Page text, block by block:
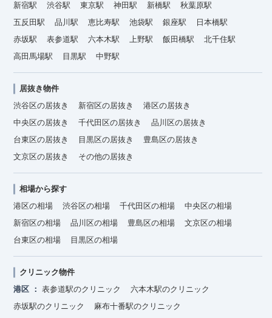
新宿駅
渋谷駅 東京駅 神田駅 新橋駅
秋葉原駅
五反田駅
品川駅 恵比寿駅 池袋駅 銀座駅
日本橋駅
赤坂駅
表参道駅 六本木駅 上野駅 飯田橋駅
北千住駅
高田馬場駅
目黒駅 中野駅
居抜き物件
渋谷区の居抜き
新宿区の居抜き
港区の居抜き
中央区の居抜き
千代田区の居抜き
品川区の居抜き
台東区の居抜き
目黒区の居抜き
豊島区の居抜き
文京区の居抜き
その他の居抜き
相場から探す
港区の相場
渋谷区の相場 千代田区の相場
中央区の相場
新宿区の相場
品川区の相場 豊島区の相場
文京区の相場
台東区の相場
目黒区の相場
クリニック物件
港区
表参道駅のクリニック
六本木駅のクリニック
赤坂駅のクリニック
麻布十番駅のクリニック